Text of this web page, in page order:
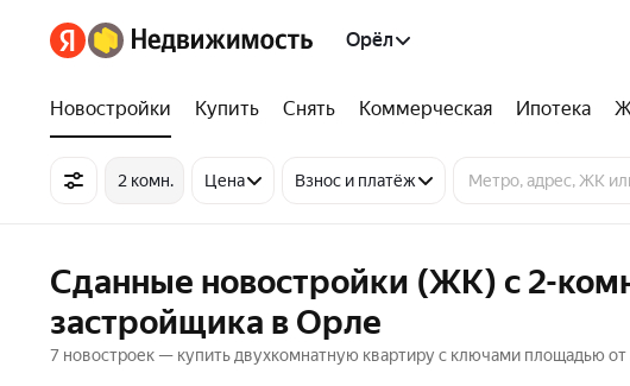
Орёл
Новостройки Купить Снять Коммерческая Ипотека
2 комн. Цена Взнос и платёж
Сданные новостройки (ЖК) с 2-
застройщика в Орле
7 новостроек — купить двухкомнатную квартиру с ключами площадью